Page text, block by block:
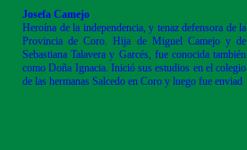
Josefa Camejo
Heroína de la independencia, y tenaz defensora de la
Provincia de Coro. Hija de Miguel Camejo y de
Sebastiana Talavera y Garcés, fue conocida también
como Doña Ignacia. Inició sus estudios en el colegio
de las hermanas Salcedo en Coro y luego fue enviad